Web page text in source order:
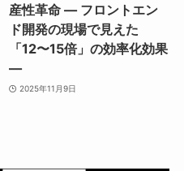
産性革命 ― フロントエン
ド開発の現場で見えた
「12〜15倍」の効率化効果
―
2025年11月9日